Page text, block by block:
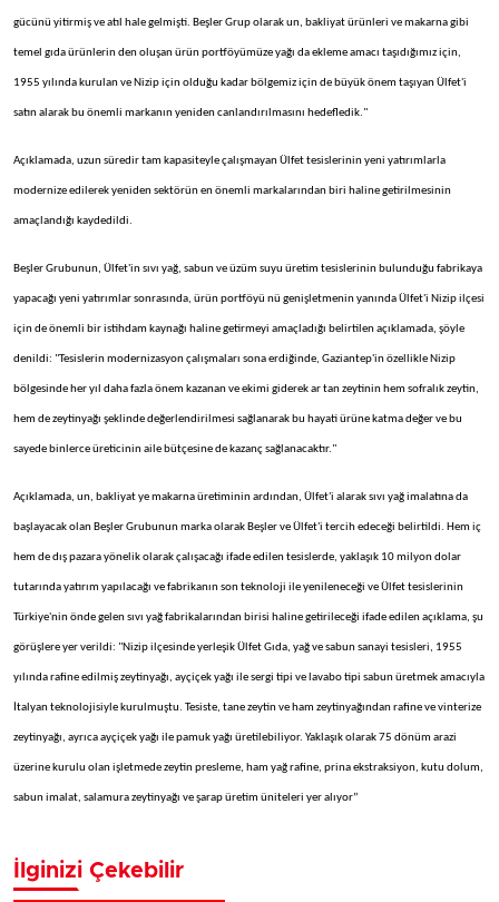
gücünü yitirmiş ve atıl hale gelmişti. Beşler Grup olarak un, bakliyat ürünleri ve makarna gibi
temel gıda ürünlerin den oluşan ürün portföyümüze yağı da ekleme amacı taşıdığımız için,
1955 yılında kurulan ve Nizip için olduğu kadar bölgemiz için de büyük önem taşıyan Ülfet'i
satın alarak bu önemli markanın yeniden canlandırılmasını hedefledik."
Açıklamada, uzun süredir tam kapasiteyle çalışmayan Ülfet tesislerinin yeni yatırımlarla
modernize edilerek yeniden sektörün en önemli markalarından biri haline getirilmesinin
amaçlandığı kaydedildi.
Beşler Grubunun, Ülfet'in sıvı yağ, sabun ve üzüm suyu üretim tesislerinin bulunduğu fabrikaya
yapacağı yeni yatırımlar sonrasında, ürün portföyü nü genişletmenin yanında Ülfet'i Nizip ilçesi
için de önemli bir istihdam kaynağı haline getirmeyi amaçladığı belirtilen açıklamada, şöyle
denildi: "Tesislerin modernizasyon çalışmaları sona erdiğinde, Gaziantep'in özellikle Nizip
bölgesinde her yıl daha fazla önem kazanan ve ekimi giderek ar tan zeytinin hem sofralık zeytin,
hem de zeytinyağı şeklinde değerlendirilmesi sağlanarak bu hayati ürüne katma değer ve bu
sayede binlerce üreticinin aile bütçesine de kazanç sağlanacaktır."
Açıklamada, un, bakliyat ye makarna üretiminin ardından, Ülfet'i alarak sıvı yağ imalatına da
başlayacak olan Beşler Grubunun marka olarak Beşler ve Ülfet'i tercih edeceği belirtildi. Hem iç
hem de dış pazara yönelik olarak çalışacağı ifade edilen tesislerde, yaklaşık 10 milyon dolar
tutarında yatırım yapılacağı ve fabrikanın son teknoloji ile yenileneceği ve Ülfet tesislerinin
Türkiye'nin önde gelen sıvı yağ fabrikalarından birisi haline getirileceği ifade edilen açıklama, şu
görüşlere yer verildi: "Nizip ilçesinde yerleşik Ülfet Gıda, yağ ve sabun sanayi tesisleri, 1955
yılında rafine edilmiş zeytinyağı, ayçiçek yağı ile sergi tipi ve lavabo tipi sabun üretmek amacıyla
İtalyan teknolojisiyle kurulmuştu. Tesiste, tane zeytin ve ham zeytinyağından rafine ve vinterize
zeytinyağı, ayrıca ayçiçek yağı ile pamuk yağı üretilebiliyor. Yaklaşık olarak 75 dönüm arazi
üzerine kurulu olan işletmede zeytin presleme, ham yağ rafine, prina ekstraksiyon, kutu dolum,
sabun imalat, salamura zeytinyağı ve şarap üretim üniteleri yer alıyor”
İlginizi Çekebilir